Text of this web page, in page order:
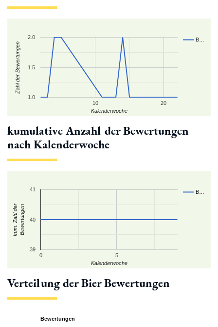
B…
10 20
1.0
1.5
2.0
Kalenderwoche
Zahl der Bewertungen
kumulative Anzahl der Bewertungen
nach Kalenderwoche
B…
0 5
39
40
41
Kalenderwoche
kum. Zahl derBewertungen
Verteilung der Bier Bewertungen
Bewertungen